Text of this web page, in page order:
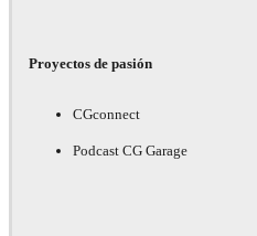
Proyectos de pasión
CGconnect
Podcast CG Garage